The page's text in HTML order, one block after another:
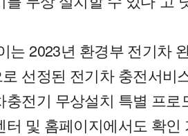
는 2023년 환경부 전기차
선정된 전기차 충전서비
충전기 무상설치 특별 프
터 및 홈페이지에서도 확